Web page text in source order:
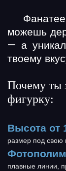
можешь
— а
твоему
Почему ты
фигурку:
Высота от
размер под свою
плавные линии,